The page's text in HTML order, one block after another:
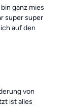
ganz mies
super super
auf den
von
ist alles